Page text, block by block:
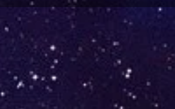
Hansen em thriller da A24